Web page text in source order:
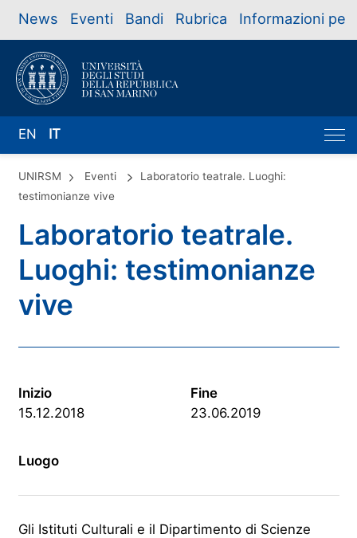
News Eventi Bandi Rubrica Informazioni per
EN IT
UNIRSM Eventi
Laboratorio teatrale. Luoghi:
testimonianze vive
Laboratorio teatrale.
Luoghi: testimonianze
vive
Inizio
15.12.2018
Fine
23.06.2019
Luogo
Gli Istituti Culturali e il Dipartimento di Scienze